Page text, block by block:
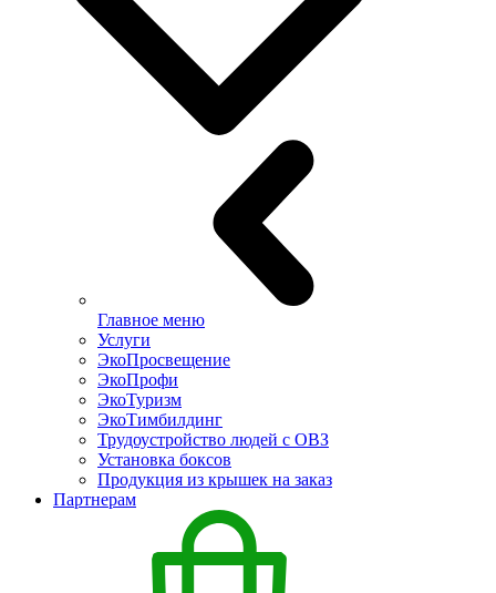
Главное меню
Услуги
ЭкоПросвещение
ЭкоПрофи
ЭкоТуризм
ЭкоТимбилдинг
Трудоустройство людей с ОВЗ
Установка боксов
Продукция из крышек на заказ
Партнерам